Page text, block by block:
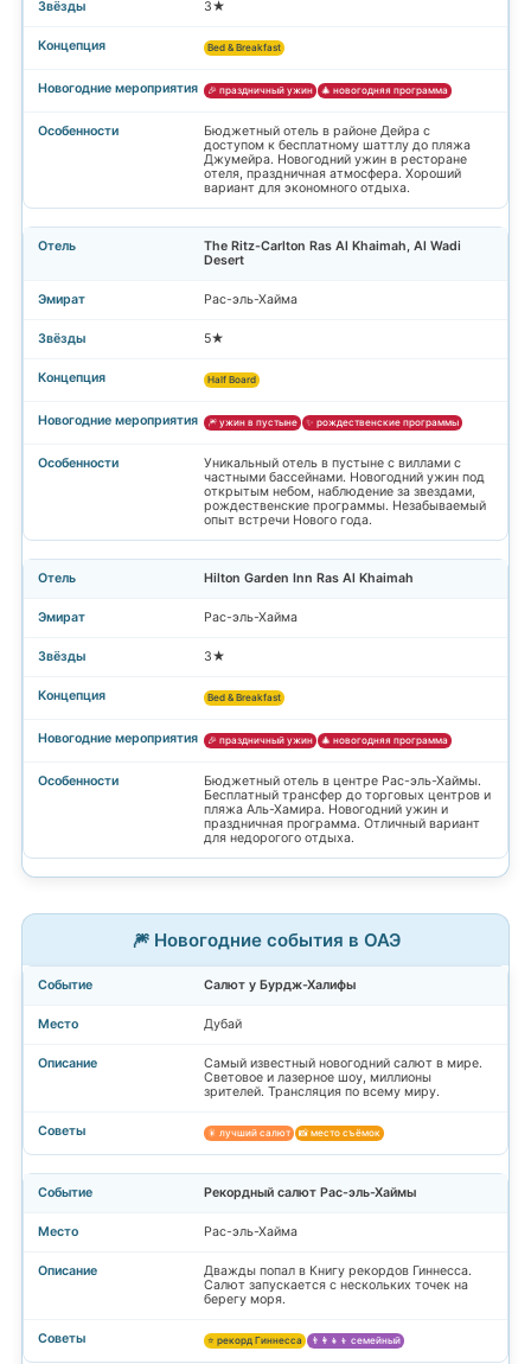
3★
Bed & Breakfast
🎉 праздничный ужин 🎄 новогодняя программа
Бюджетный отель в районе Дейра с
доступом к бесплатному шаттлу до пляжа
Джумейра. Новогодний ужин в ресторане
отеля, праздничная атмосфера. Хороший
вариант для экономного отдыха.
The Ritz-Carlton Ras Al Khaimah, Al Wadi
Desert
Рас-эль-Хайма
5★
Half Board
🎆 ужин в пустыне ✨ рождественские программы
Уникальный отель в пустыне с виллами с
частными бассейнами. Новогодний ужин под
открытым небом, наблюдение за звездами,
рождественские программы. Незабываемый
опыт встречи Нового года.
Hilton Garden Inn Ras Al Khaimah
Рас-эль-Хайма
3★
Bed & Breakfast
🎉 праздничный ужин 🎄 новогодняя программа
Бюджетный отель в центре Рас-эль-Хаймы.
Бесплатный трансфер до торговых центров и
пляжа Аль-Хамира. Новогодний ужин и
праздничная программа. Отличный вариант
для недорогого отдыха.
🎆 Новогодние события в ОАЭ
Салют у Бурдж-Халифы
Дубай
Самый известный новогодний салют в мире.
Световое и лазерное шоу, миллионы
зрителей. Трансляция по всему миру.
🎇 лучший салют 📸 место съёмок
Рекордный салют Рас-эль-Хаймы
Рас-эль-Хайма
Дважды попал в Книгу рекордов Гиннесса.
Салют запускается с нескольких точек на
берегу моря.
⭐ рекорд Гиннесса 👨‍👩‍👧‍👦 семейный